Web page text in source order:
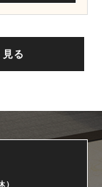
る
）